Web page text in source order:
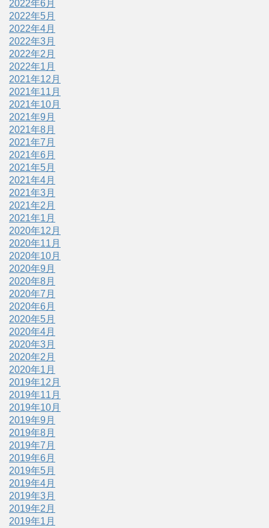
2022年6月
2022年5月
2022年4月
2022年3月
2022年2月
2022年1月
2021年12月
2021年11月
2021年10月
2021年9月
2021年8月
2021年7月
2021年6月
2021年5月
2021年4月
2021年3月
2021年2月
2021年1月
2020年12月
2020年11月
2020年10月
2020年9月
2020年8月
2020年7月
2020年6月
2020年5月
2020年4月
2020年3月
2020年2月
2020年1月
2019年12月
2019年11月
2019年10月
2019年9月
2019年8月
2019年7月
2019年6月
2019年5月
2019年4月
2019年3月
2019年2月
2019年1月